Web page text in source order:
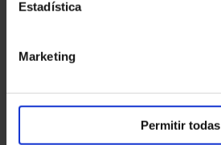
Estadística
Marketing
Permitir todas